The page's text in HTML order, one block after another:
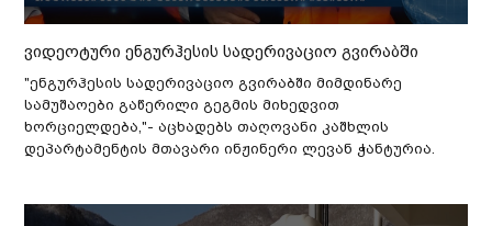
ვიდეოტური ენგურჰესის სადერივაციო გვირაბში
"ენგურჰესის სადერივაციო გვირაბში მიმდინარე
სამუშაოები გაწერილი გეგმის მიხედვით
ხორციელდება,"- აცხადებს თაღოვანი კაშხლის
დეპარტამენტის მთავარი ინჟინერი ლევან ჭანტურია.